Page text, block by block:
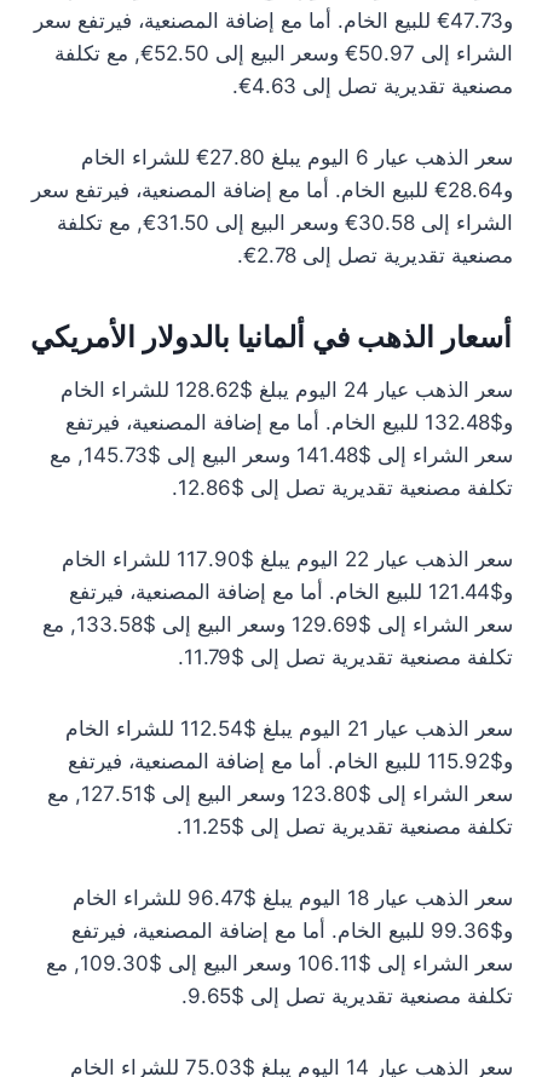
و47.73€ للبيع الخام. أما مع إضافة المصنعية، فيرتفع سعر
الشراء إلى 50.97€ وسعر البيع إلى 52.50€, مع تكلفة
مصنعية تقديرية تصل إلى 4.63€.
سعر الذهب عيار 6 اليوم يبلغ 27.80€ للشراء الخام
و28.64€ للبيع الخام. أما مع إضافة المصنعية، فيرتفع سعر
الشراء إلى 30.58€ وسعر البيع إلى 31.50€, مع تكلفة
مصنعية تقديرية تصل إلى 2.78€.
أسعار الذهب في ألمانيا بالدولار الأمريكي
سعر الذهب عيار 24 اليوم يبلغ $128.62 للشراء الخام
و$132.48 للبيع الخام. أما مع إضافة المصنعية، فيرتفع
سعر الشراء إلى $141.48 وسعر البيع إلى $145.73, مع
تكلفة مصنعية تقديرية تصل إلى $12.86.
سعر الذهب عيار 22 اليوم يبلغ $117.90 للشراء الخام
و$121.44 للبيع الخام. أما مع إضافة المصنعية، فيرتفع
سعر الشراء إلى $129.69 وسعر البيع إلى $133.58, مع
تكلفة مصنعية تقديرية تصل إلى $11.79.
سعر الذهب عيار 21 اليوم يبلغ $112.54 للشراء الخام
و$115.92 للبيع الخام. أما مع إضافة المصنعية، فيرتفع
سعر الشراء إلى $123.80 وسعر البيع إلى $127.51, مع
تكلفة مصنعية تقديرية تصل إلى $11.25.
سعر الذهب عيار 18 اليوم يبلغ $96.47 للشراء الخام
و$99.36 للبيع الخام. أما مع إضافة المصنعية، فيرتفع
سعر الشراء إلى $106.11 وسعر البيع إلى $109.30, مع
تكلفة مصنعية تقديرية تصل إلى $9.65.
سعر الذهب عيار 14 اليوم يبلغ $75.03 للشراء الخام